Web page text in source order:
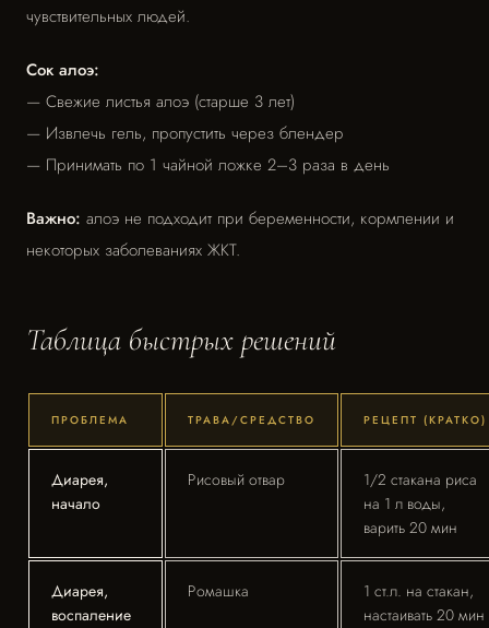
чувствительных людей.
Сок алоэ:
— Свежие листья алоэ (старше 3 лет)
— Извлечь гель, пропустить через блендер
— Принимать по 1 чайной ложке 2–3 раза в день
Важно: алоэ не подходит при беременности, кормлении и
некоторых заболеваниях ЖКТ.
Таблица быстрых решений
ПРОБЛЕМА ТРАВА/СРЕДСТВО РЕЦЕПТ (КРАТКО)
Диарея,
начало
Рисовый отвар
1/2 стакана риса
на 1 л воды,
варить 20 мин
Диарея,
воспаление
Ромашка
1 ст.л. на стакан,
настаивать 20 мин